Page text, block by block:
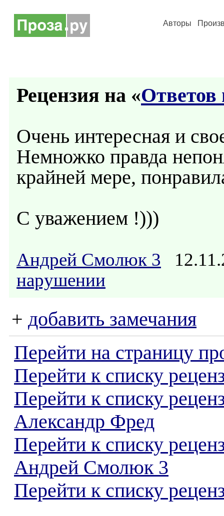
Авторы
Рецензия на «Ответов
Очень интересная и
Немножко правда
крайней мере,
С уважением !)))
Андрей Смолюк 3
нарушении
+ добавить замечания
Перейти на страницу
Перейти к списку
Перейти к списку
Александр Фред
Перейти к списку
Андрей Смолюк 3
Перейти к списку